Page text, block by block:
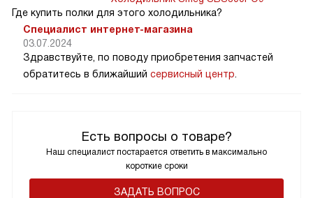
Есть вопросы о товаре?
Наш специалист постарается ответить в максимально
короткие сроки
ЗАДАТЬ ВОПРОС
Где купить полки для этого холодильника?
Специалист интернет-магазина
03.07.2024
Здравствуйте, по поводу приобретения запчастей
обратитесь в ближайший сервисный центр